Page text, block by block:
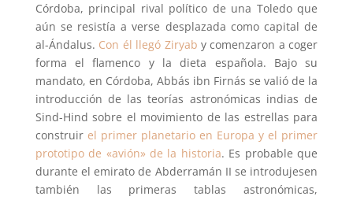
Córdoba, principal rival político de una Toledo que
aún se resistía a verse desplazada como capital de
al-Ándalus. Con él llegó Ziryab y comenzaron a coger
forma el flamenco y la dieta española. Bajo su
mandato, en Córdoba, Abbás ibn Firnás se valió de la
introducción de las teorías astronómicas indias de
Sind-Hind sobre el movimiento de las estrellas para
construir el primer planetario en Europa y el primer
prototipo de «avión» de la historia. Es probable que
durante el emirato de Abderramán II se introdujesen
también las primeras tablas astronómicas,